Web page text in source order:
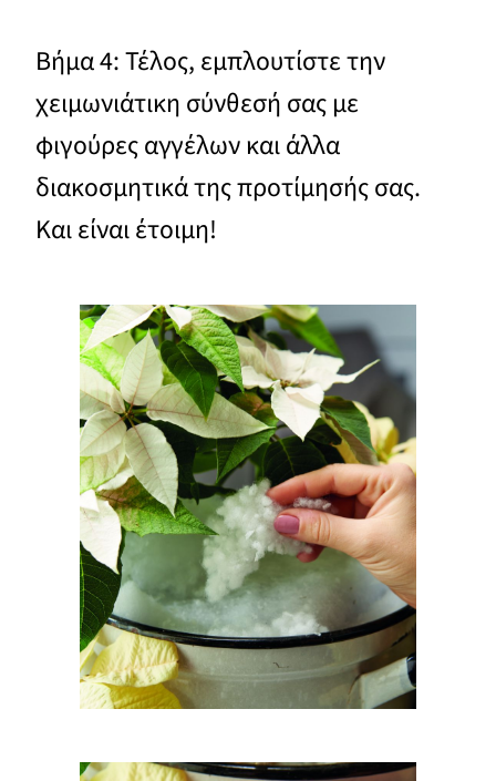
Βήμα 4: Τέλος, εμπλουτίστε την
χειμωνιάτικη σύνθεσή σας με
φιγούρες αγγέλων και άλλα
διακοσμητικά της προτίμησής σας.
Και είναι έτοιμη!